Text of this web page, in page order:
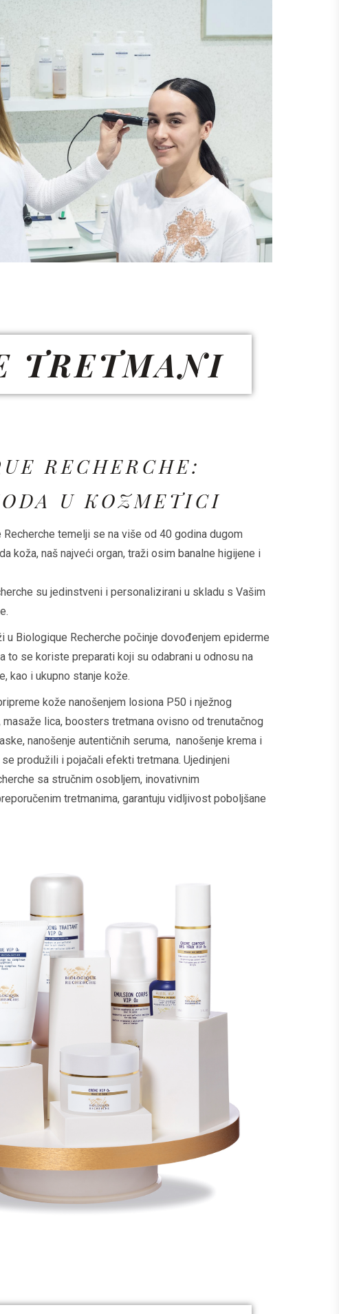
TRETMANI
RECHERCHE:
U KOZMETICI
temelji se na više od 40 godina dugom
koža, naš najveći organ, traži osim banalne higijene i
su jedinstveni i personalizirani u skladu s Vašim
u Biologique Recherche počinje dovođenjem epiderme
to se koriste preparati koji su odabrani u odnosu na
kao i ukupno stanje kože.
kože nanošenjem losiona P50 i nježnog
lica, boosters tretmana ovisno od trenutačnog
nanošenje autentičnih seruma, nanošenje krema i
produžili i pojačali efekti tretmana. Ujedinjeni
sa stručnim osobljem, inovativnim
tretmanima, garantuju vidljivost poboljšane